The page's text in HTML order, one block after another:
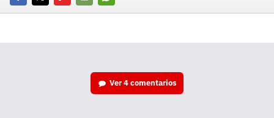
FacebookTwitterFlipboard
E-
Whatsapp
Ver4 comentarios